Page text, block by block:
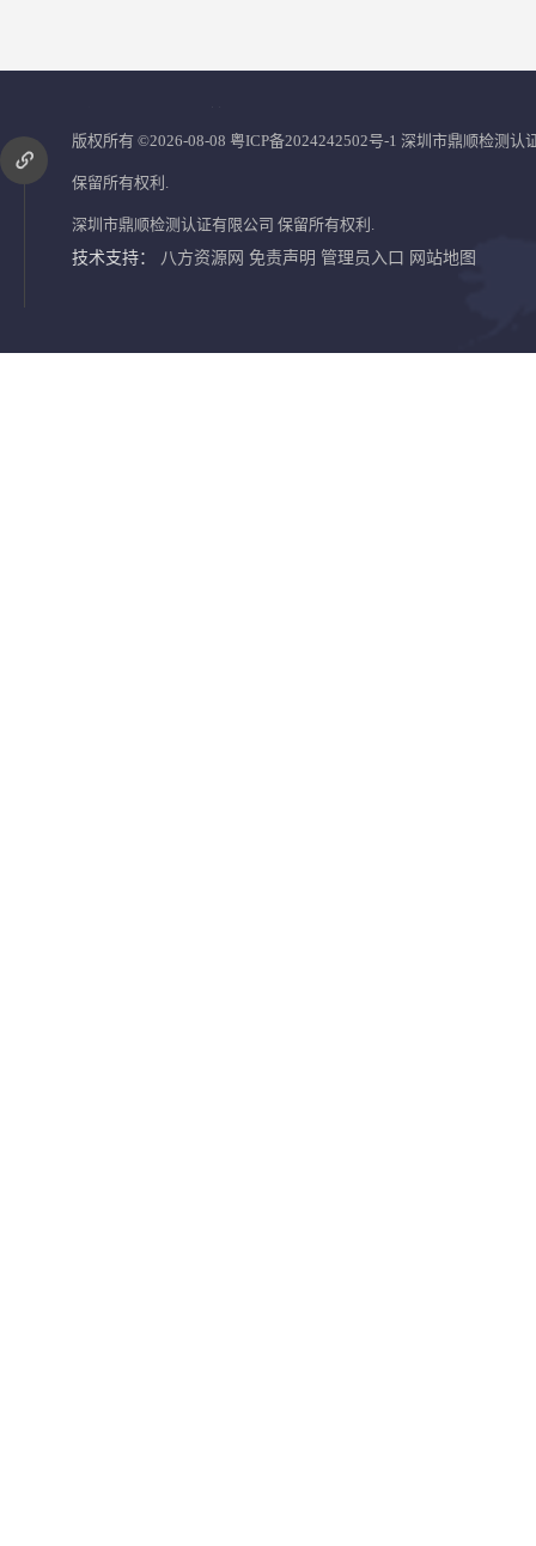
版权所有 ©2026-08-08 粤ICP备2024242502号-1 深圳市鼎顺检测认
保留所有权利.
深圳市鼎顺检测认证有限公司 保留所有权利.
技术支持： 八方资源网 免责声明 管理员入口 网站地图